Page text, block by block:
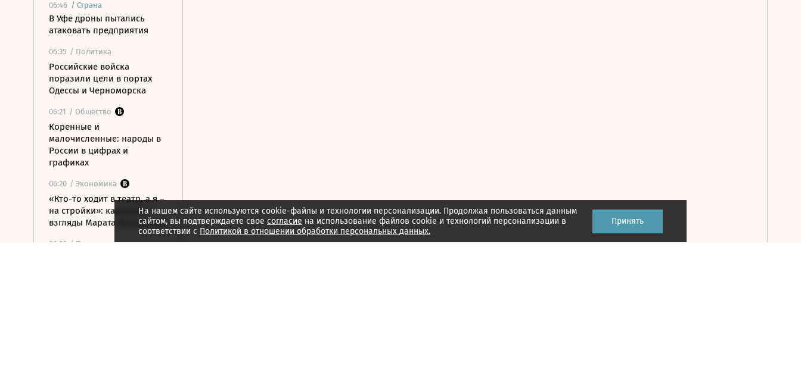
06:46 / Страна
В Уфе дроны пытались
атаковать предприятия
06:35 / Политика
Российские войска
поразили цели в портах
Одессы и Черноморска
06:21 / Общество
Коренные и
малочисленные: народы в
России в цифрах и
графиках
06:20 / Экономика
«Кто-то ходит в театр, а я –
на стройки»: карьера и
взгляды Марата Хуснуллина
06:20 / Политика
На нашем сайте используются cookie-файлы и технологии персонализации. Продолжая пользоваться данным
сайтом, вы подтверждаете свое согласие на использование файлов cookie и технологий персонализации в
соответствии с Политикой в отношении обработки персональных данных.
Принять